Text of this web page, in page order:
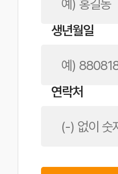
생년월일
연락처